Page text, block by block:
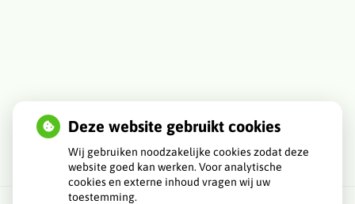
Deze website gebruikt cookies
Wij gebruiken noodzakelijke cookies zodat deze
website goed kan werken. Voor analytische
cookies en externe inhoud vragen wij uw
toestemming.